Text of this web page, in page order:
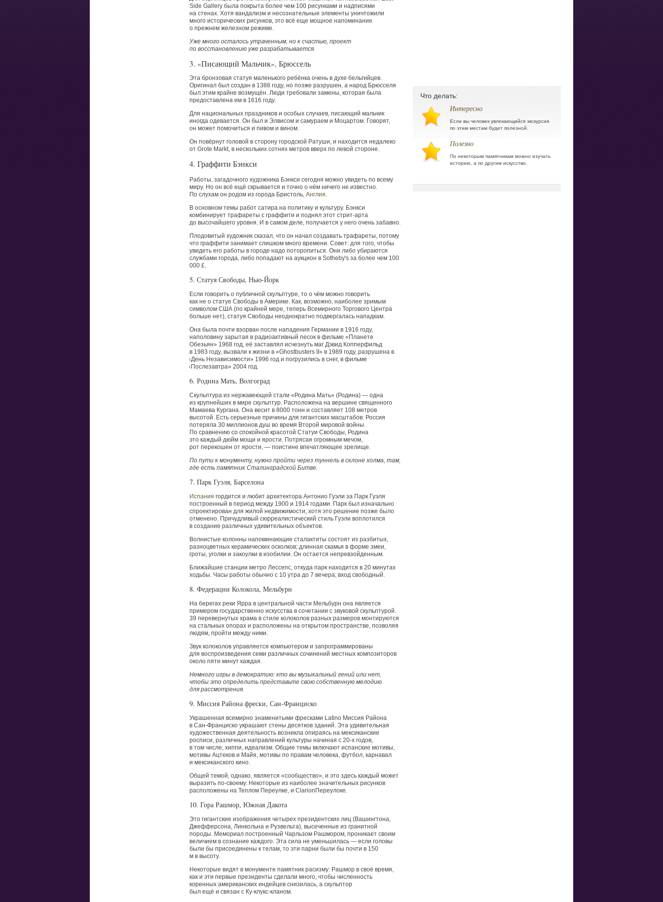
Side Gallery была покрыта более чем 100 рисунками и надписями
на стенах. Хотя вандализм и несознательные элементы уничтожили
много исторических рисунков, это всё еще мощное напоминание
о прежнем железном режиме.
Уже много осталось утраченным, но к счастью, проект
по восстановлению уже разрабатывается.
3. «Писающий Мальчик», Брюссель
Эта бронзовая статуя маленького ребёнка очень в духе бельгийцев.
Оригинал был создан в 1388 году, но позже разрушен, а народ Брюсселя
был этим крайне возмущён. Люди требовали замены, которая была
предоставлена им в 1616 году.
Для национальных праздников и особых случаев, писающий мальчик
иногда одевается. Он был и Элвисом и самураем и Моцартом. Говорят,
он может помочиться и пивом и вином.
Он повёрнут головой в сторону городской Ратуши, и находится недалеко
от Grote Markt, в нескольких сотнях метров вверх по левой стороне.
4. Граффити Бэнкси
Работы, загадочного художника Бэнкси сегодня можно увидеть по всему
миру. Но он всё ещё скрывается и точно о нём ничего не известно.
По слухам он родом из города Бристоль, Англия
В основном темы работ сатира на политику и культуру. Бэнкси
комбинирует трафареты с граффити и поднял этот стрит-арта
до высочайшего уровня. И в самом деле, получается у него очень забавно.
Плодовитый художник сказал, что он начал создавать трафареты, потому
что граффити занимает слишком много времени. Совет: для того, чтобы
увидеть его работы в городе надо поторопиться. Они либо убираются
службами города, либо попадают на аукцион в Sotheby's за более чем 100
000 £.
5. Статуя Свободы, Нью-Йорк
Если говорить о публичной скульптуре, то о чём можно говорить
как не о статуе Свободы в Америке. Как, возможно, наиболее зримым
символом США (по крайней мере, теперь Всемирного Торгового Центра
больше нет), статуя Свободы неоднократно подвергалась нападкам.
Она была почти взорван после нападения Германии в 1916 году,
наполовину зарытая в радиоактивный песок в фильме «Планете
Обезьян» 1968 год, её заставлял исчезнуть маг Дэвид Копперфильд
в 1983 году, вызвали к жизни в «Ghostbusters II» в 1989 году, разрушена в
«День Независимости» 1996 год и погрузились в снег, в фильме
«Послезавтра» 2004 год.
6. Родина Мать, Волгоград
Скульптура из нержавеющей стали «Родина Мать» (Родина) — одна
из крупнейших в мире скульптур. Расположена на вершине священного
Мамаева Кургана. Она весит в 8000 тонн и составляет 108 метров
высотой. Есть серьезные причины для гигантских масштабов: Россия
потеряла 30 миллионов душ во время Второй мировой войны.
По сравнению со спокойной красотой Статуи Свободы, Родина
это каждый дюйм мощи и ярости. Потрясая огромным мечом,
рот перекошен от ярости, — поистине впечатляющее зрелище.
По пути к монументу, нужно пройти через туннель в склоне холма, там,
где есть памятник Сталинградской Битве.
7. Парк Гуэля, Барселона
Испания гордится и любит архитектора Антонио Гуэли за Парк Гуэля
построенный в период между 1900 и 1914 годами. Парк был изначально
спроектирован для жилой недвижимости, хотя это решение позже было
отменено. Причудливый сюрреалистический стиль Гуэли воплотился
в создание различных удивительных объектов.
Волнистые колонны напоминающие сталактиты состоят из разбитых,
разноцветных керамических осколков; длинная скамья в форме змеи,
гроты, уголки и закоулки в изобилии. Он остается непревзойденным.
Ближайшие станции метро Лессепс, откуда парк находится в 20 минутах
ходьбы. Часы работы обычно с 10 утра до 7 вечера; вход свободный.
8. Федерации Колокола, Мельбурн
На берегах реки Ярра в центральной части Мельбурн она является
примером государственно искусства в сочетании с звуковой скульптурой.
39 перевернутых храма в стиле колоколов разных размеров монтируются
на стальных опорах и расположены на открытом пространстве, позволяя
людям, пройти между ними.
Звук колоколов управляется компьютером и запрограммированы
для воспроизведения семи различных сочинений местных композиторов
около пяти минут каждая.
Немного игры в демократию: кто вы музыкальный гений или нет,
чтобы это определить представьте свою собственную мелодию
для рассмотрения.
9. Миссия Района фрески, Сан-Франциско
Украшенная всемирно знаменитыми фресками Latino Миссия Района
в Сан-Франциско украшают стены десятков зданий. Эта удивительная
художественная деятельность возникла опираясь на мексиканские
росписи, различных направлений культуры начиная с 20-х годов,
в том числе, хиппи, идеализм. Общие темы включают испанские мотивы,
мотивы Ацтеков и Майя, мотивы по правам человека, футбол, карнавал
и мексиканского кино.
Общей темой, однако, является «сообщество», и это здесь каждый может
выразить по-своему. Некоторые из наиболее значительных рисунков
расположены на Теплом Переулке, и ClarionПереулоке.
10. Гора Рашмор, Южная Дакота
Это гигантские изображения четырех президентских лиц (Вашингтона,
Джефферсона, Линкольна и Рузвельта), высеченные из гранитной
породы. Мемориал построенный Чарльзом Рашмором, проникает своим
величием в сознание каждого. Эта сила не уменьшилась — если головы
были бы присоединены к телам, то эти парни были бы почти в 150
м в высоту.
Некоторые видят в монументе памятник расизму: Рашмор в своё время,
как и эти первые президенты сделали много, чтобы численность
коренных американских индейцев снизилась, а скульптор
был ещё и связан с Ку-клукс-кланом.
Что делать:
Интересно
Если вы человек увлекающийся экскурсия
по этим местам будет полезной.
Полезно
По некоторым памятникам можно изучать
историю, а по другим искусство.